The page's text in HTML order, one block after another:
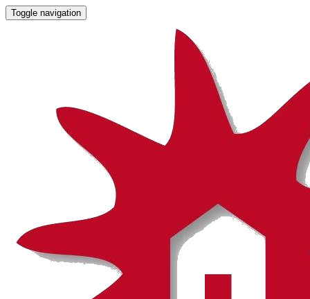
Toggle navigation